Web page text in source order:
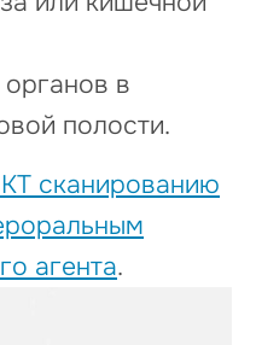
в
полости.
сканированию
агента.